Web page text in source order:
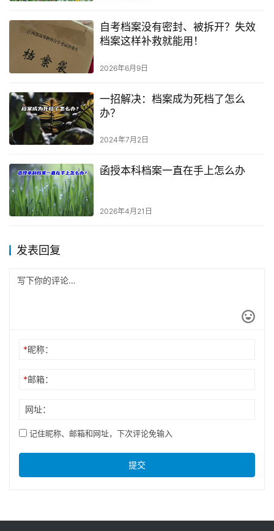
自考档案没有密封、被拆开？失效
档案这样补救就能用！
2026年6月9日
一招解决：档案成为死档了怎么
办？
2024年7月2日
函授本科档案一直在手上怎么办
2026年4月21日
发表回复
*昵称：
*邮箱：
网址：
记住昵称、邮箱和网址，下次评论免输入
提交